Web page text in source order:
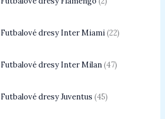
Futbalové dresy Inter Miami 22
Futbalové dresy Inter Milan 47
Futbalové dresy Juventus 45